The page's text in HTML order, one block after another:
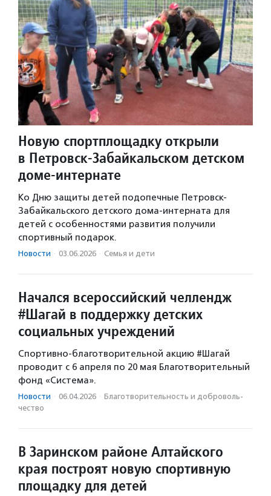
Новую спортплощадку открыли
в Петровск-Забайкальском детском
доме-интернате
Ко Дню защиты детей подопечные Петровск-
Забайкальского детского дома-интерната для
детей с особенностями развития получили
спортивный подарок.
Новости · 03.06.2026 · Семья и дети
Начался всероссийский челлендж
#Шагай в поддержку детских
социальных учреждений
Спортивно-благотворительной акцию #Шагай
проводит с 6 апреля по 20 мая Благотворительный
фонд «Система».
Новости · 06.04.2026 · Благотвори­тель­ность и доброволь­
чест­во
В Заринском районе Алтайского
края построят новую спортивную
площадку для детей